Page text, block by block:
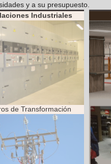
y a su presupuesto.
Industriales
de Transformación